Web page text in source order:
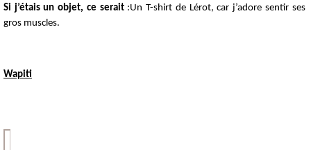
Si j’étais un objet, ce serait :Un T-shirt de Lérot, car j’adore sentir ses
gros muscles.
Wapiti